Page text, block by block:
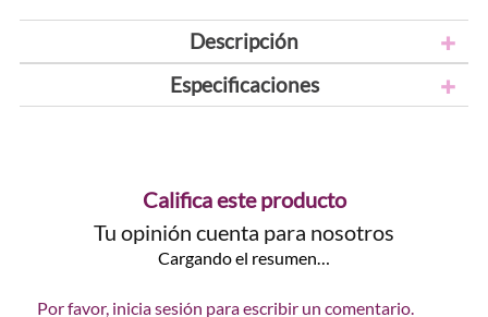
Descripción
Especificaciones
Califica este producto
Tu opinión cuenta para nosotros
Cargando el resumen…
Por favor, inicia sesión para escribir un comentario.